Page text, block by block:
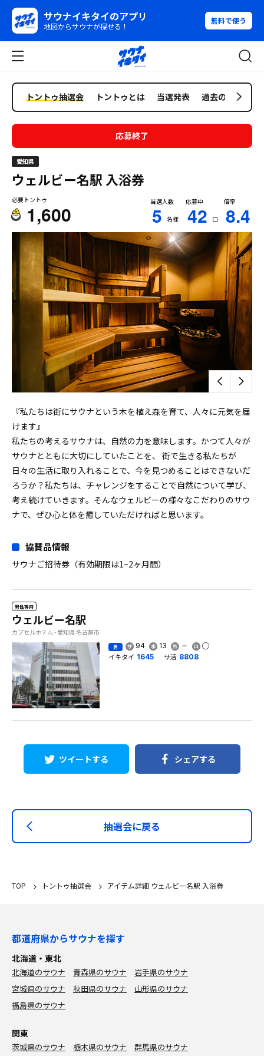
サウナイキタイのアプリ
地図からサウナが探せる！
無料で使う
トントゥ抽選会 トントゥとは 当選発表 過去の抽選会
応募終了
愛知県
ウェルビー名駅 入浴券
必要トントゥ
1,600
当選人数
5 名様
応募中
42 口
倍率
8.4
『私たちは街にサウナという木を植え森を育て、人々に元気を届
けます』
私たちの考えるサウナは、自然の力を意味します。かつて人々が
サウナとともに大切にしていたことを、 街で生きる私たちが
日々の生活に取り入れることで、今を見つめることはできないだ
ろうか？私たちは、チャレンジをすることで自然について学び、
考え続けていきます。そんなウェルビーの様々なこだわりのサウ
ナで、ぜひ心と体を癒していただければと思います。
協賛品情報
サウナご招待券（有効期限は1~2ヶ月間）
男性専用
ウェルビー名駅
カプセルホテル - 愛知県 名古屋市
男 94 13
イキタイ 1645 サ活 8808
ツイートする シェアする
抽選会に戻る
TOP トントゥ抽選会 アイテム詳細 ウェルビー名駅 入浴券
都道府県からサウナを探す
北海道・東北
北海道のサウナ 青森県のサウナ
岩手県のサウナ
宮城県のサウナ
秋田県のサウナ
山形県のサウナ
福島県のサウナ
関東
茨城県のサウナ 栃木県のサウナ 群馬県のサウナ